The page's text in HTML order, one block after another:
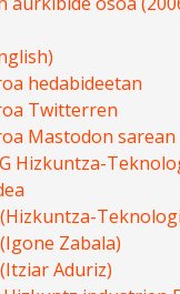
hedabideetan
Twitterren
Mastodon sarean
Hizkuntza-
Zabala)
Aduriz)